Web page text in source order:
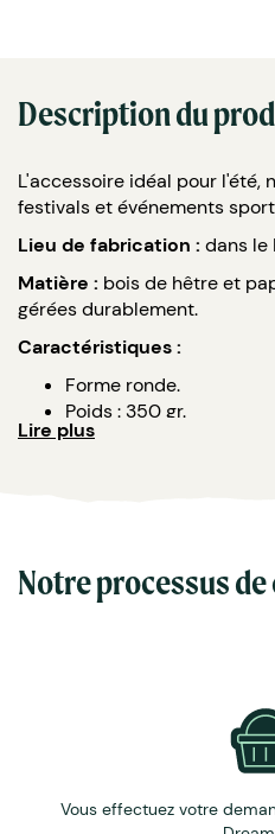
Description du
L'accessoire idéal pour l'été,
festivals et événements
Lieu de fabrication : dans le
Matière : bois de hêtre et
gérées durablement.
Caractéristiques :
Forme ronde.
Poids : 350 gr.
Dimensions du rond :
Lire plus
Notre processus
Vous effectuez votre